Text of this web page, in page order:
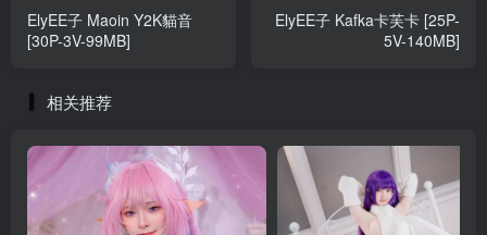
ElyEE子 Maoin Y2K貓音
[30P-3V-99MB]
ElyEE子 Kafka卡芙卡 [25P-
5V-140MB]
相关推荐